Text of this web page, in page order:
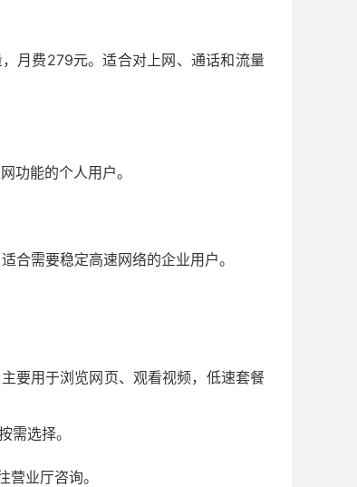
月费279元。适合对上网、通话和流量
功能的个人用户。
需要稳定高速网络的企业用户。
要用于浏览网页、观看视频，低速套餐
需选择。
业厅咨询。